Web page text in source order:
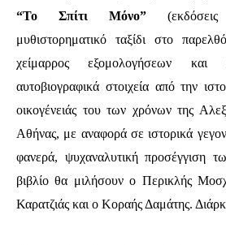
“Το Σπίτι Μόνο”
μυθιστορηματικό ταξίδι στο
χείμαρρος εξομολογήσεων και
αυτοβιογραφικά στοιχεία από την
οικογένειάς του των χρόνων της
Αθήνας, με αναφορά σε ιστορικά
φανερά, ψυχαναλυτική προσέγγιση
βιβλίο θα μιλήσουν ο Περικλής
Καρατζιάς και ο Κοραής Δαμάτης.